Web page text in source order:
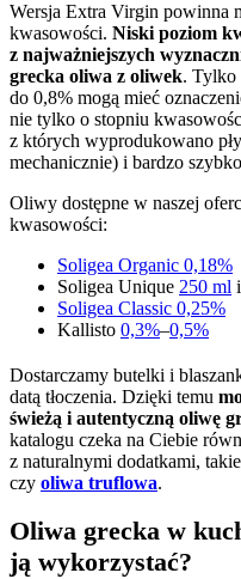
Wersja Extra Virgin powinna
kwasowości. Niski poziom
z najważniejszych
grecka oliwa z oliwek. Tylko
do 0,8% mogą mieć
nie tylko o stopniu
z których wyprodukowano
mechanicznie) i bardzo
Oliwy dostępne w naszej
kwasowości:
Soligea Organic 0,18%
Soligea Unique 250 ml i
Soligea Classic 0,25%
Kallisto 0,3%–0,5%
Dostarczamy butelki i
datą tłoczenia. Dzięki temu
świeżą i autentyczną oliwę
katalogu czeka na Ciebie
z naturalnymi dodatkami,
czy oliwa truflowa.
Oliwa grecka w
ją wykorzystać?